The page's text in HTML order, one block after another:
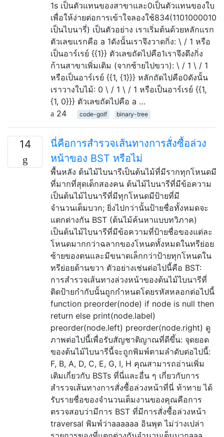
1s เป็นตัวแทนของสาขาและ0เป็นตัวแทนของใบ
เพื่อให้ง่ายต่อการเข้าใจลองใช้834(1101000010
เป็นไบนารี่) เป็นตัวอย่าง เราเริ่มต้นด้วยหลักแรก
ตัวเลขแรกคือ a 1ดังนั้นเราจึงวาดกิ่ง: \ / 1 หรือ
เป็นอาร์เรย์ {{1}} ตัวเลขถัดไปคือ1เราจึงดึงกิ่ง
ก้านสาขาเพิ่มเติม (จากซ้ายไปขวา): \ / 1 \ / 1
หรือเป็นอาร์เรย์ {{1, {1}}} หลักถัดไปคือ0ดังนั้น
เราวางใบไม้: 0 \ / 1 \ / 1 หรือเป็นอาร์เรย์ {{1,
{1, 0}}} ตัวเลขถัดไปคือ a …
24
code-golf binary-tree
14
นี่คือการสำรวจเส้นทางการสั่งซื้อล่วง
หน้าของ BST หรือไม่
พื้นหลัง ต้นไม้ไบนารีเป็นต้นไม้ที่มีรากทุกโหนดมี
ที่มากที่สุดเด็กสองคน ต้นไม้ไบนารีที่มีข้อความ
เป็นต้นไม้ไบนารีที่มีทุกโหนดมีป้ายที่มี
จำนวนเต็มบวก; ยิ่งไปกว่านั้นป้ายชื่อทั้งหมดจะ
แตกต่างกัน BST (ต้นไม้ค้นหาแบบทวิภาค)
เป็นต้นไม้ไบนารีที่มีข้อความที่ป้ายชื่อของแต่ละ
โหนดมากกว่าฉลากของโหนดทั้งหมดในทรีย่อย
ซ้ายของตนและมีขนาดเล็กกว่าป้ายทุกโหนดใน
ทรีย่อยด้านขวา ตัวอย่างเช่นต่อไปนี้คือ BST:
การสำรวจเส้นทางล่วงหน้าของต้นไม้ไบนารีที่
ติดป้ายกำกับนั้นถูกกำหนดโดยรหัสหลอกต่อไปนี้
function preorder(node) if node is null then
return else print(node.label)
preorder(node.left) preorder(node.right) ดู
ภาพต่อไปนี้เพื่อรับสัญชาติญาณที่ดีขึ้น: จุดยอด
ของต้นไม้ไบนารีนี้จะถูกพิมพ์ตามลำดับต่อไปนี้:
F, B, A, D, C, E, G, I, H คุณสามารถอ่านเพิ่ม
เติมเกี่ยวกับ BSTs ที่นี่และอื่น ๆ เกี่ยวกับการ
สำรวจเส้นทางการสั่งซื้อล่วงหน้าที่นี่ ท้าทาย ได้
รับรายชื่อของจำนวนเต็มงานของคุณคือการ
ตรวจสอบว่ามีการ BST ที่มีการสั่งซื้อล่วงหน้า
traversal พิมพ์ว่าaaaaaa อินพุต ไม่ว่างเปล่า